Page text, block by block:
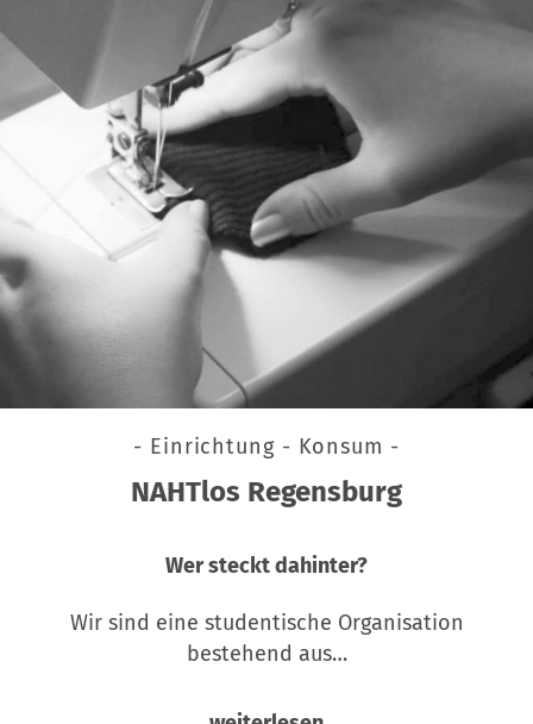
- Einrichtung - Konsum -
NAHTlos Regensburg
Wer steckt dahinter?
Wir sind eine studentische Organisation
bestehend aus…